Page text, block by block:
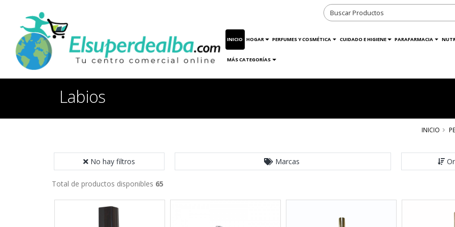
INICIO HOGAR PERFUMES Y COSMÉTICA CUIDADO E HIGIENE PARAFARMACIA
MÁS CATEGORÍAS
Labios
INICIO
No hay filtros Marcas
Total de productos disponibles 65